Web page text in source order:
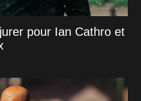
pour Ian Cathro et